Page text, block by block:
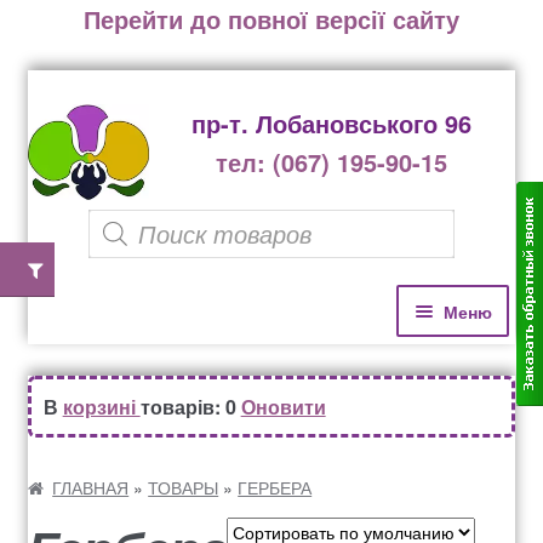
Перейти до повної версії сайту
пр-т. Лобановського 96
тел: (067) 195-90-15
P
r
u
c
s
е
р
е
й
и
е
р
е
й
и
Меню
Озеленение офисов, бизнес центров,
В корзинітоварів: 0Оновити
ГЛАВНАЯ »ТОВАРЫ » ГЕРБЕРА